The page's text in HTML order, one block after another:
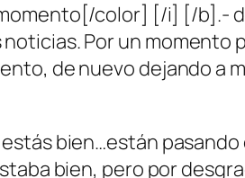
color] [/i] [/b].-
Por un momento
de nuevo dejando a
bien…están
bien, pero por